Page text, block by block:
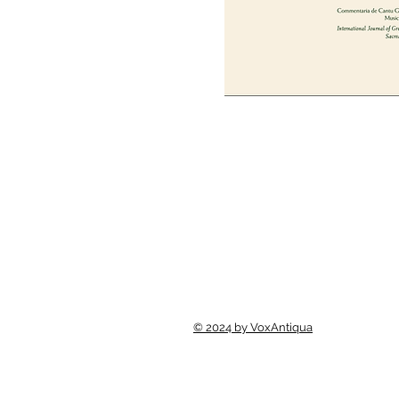
© 2024 by VoxAntiqua